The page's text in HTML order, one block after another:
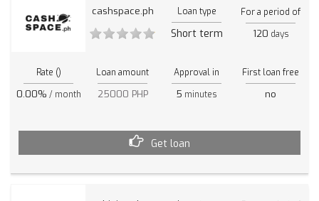
cashspace.ph Loan type
Short term
For a period of
120 days
Rate ()
0.00% / month
Loan amount
25000 PHP
Approval in
5 minutes
First loan free
no
Get loan